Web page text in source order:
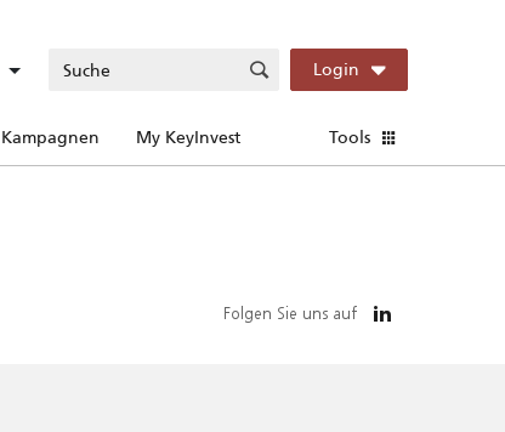
Login
Kampagnen My KeyInvest Tools
Folgen Sie uns auf